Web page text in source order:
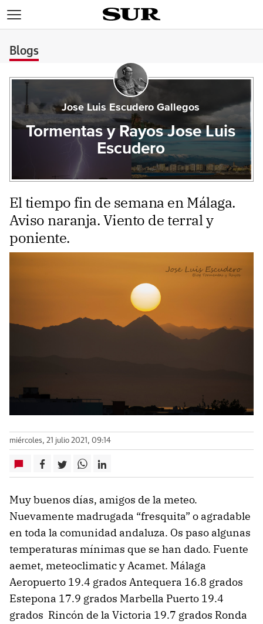
Blogs
Jose Luis Escudero Gallegos
Tormentas y Rayos Jose Luis
Escudero
El tiempo fin de semana en Málaga.
Aviso naranja. Viento de terral y
poniente.
miércoles, 21 julio 2021, 09:14
Muy buenos días, amigos de la meteo.
Nuevamente madrugada “fresquita” o agradable
en toda la comunidad andaluza. Os paso algunas
temperaturas mínimas que se han dado. Fuente
aemet, meteoclimatic y Acamet. Málaga
Aeropuerto 19.4 grados Antequera 16.8 grados
Estepona 17.9 grados Marbella Puerto 19.4
grados Rincón de la Victoria 19.7 grados Ronda